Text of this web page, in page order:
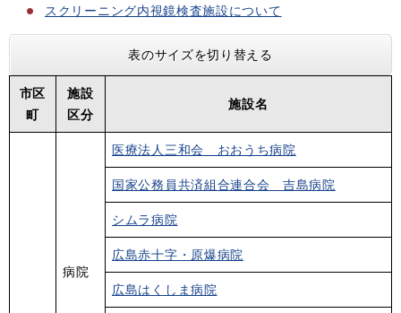
スクリーニング内視鏡検査施設について
表のサイズを切り替える
市区
町
施設
区分
施設名
病院
医療法人三和会 おおうち病院
国家公務員共済組合連合会 吉島病院
シムラ病院
広島赤十字・原爆病院
広島はくしま病院